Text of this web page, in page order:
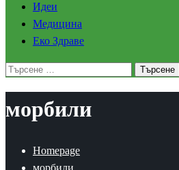
Идеи
Медицина
Еко Здраве
Търсене
морбили
Homepage
морбили